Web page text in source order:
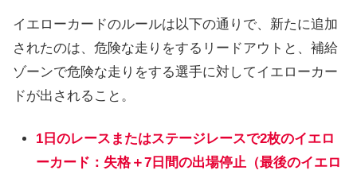
イエローカードのルールは以下の通りで、新たに追加
されたのは、危険な走りをするリードアウトと、補給
ゾーンで危険な走りをする選手に対してイエローカー
ドが出されること。
1日のレースまたはステージレースで2枚のイエロ
ーカード：失格＋7日間の出場停止（最後のイエロ